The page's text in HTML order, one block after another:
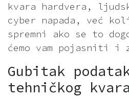
kvara hardvera,
cyber napada, već
spremni ako se to
ćemo vam pojasniti i
Gubitak
tehničkog kvara